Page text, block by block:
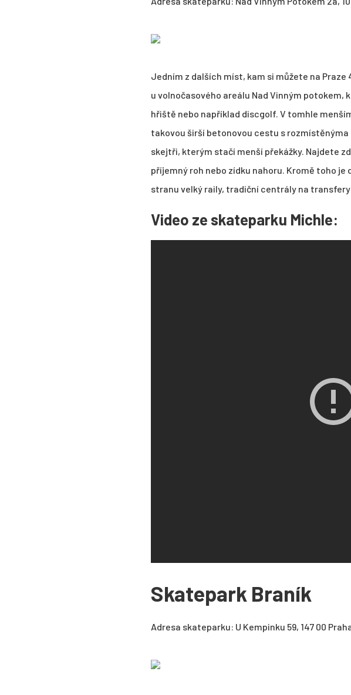
Jedním z dalších míst, kam si můžete na
u volnočasového areálu Nad Vinným
hřiště nebo například discgolf. V tomhle
takovou širší betonovou cestu s
skejtři, kterým stačí menší překážky. Najdete
příjemný roh nebo zídku nahoru. Kromě toho
stranu velký raily, tradiční centrály na
Video ze skateparku Michle:
Skatepark Braník
Adresa skateparku: U Kempinku 59, 147 00